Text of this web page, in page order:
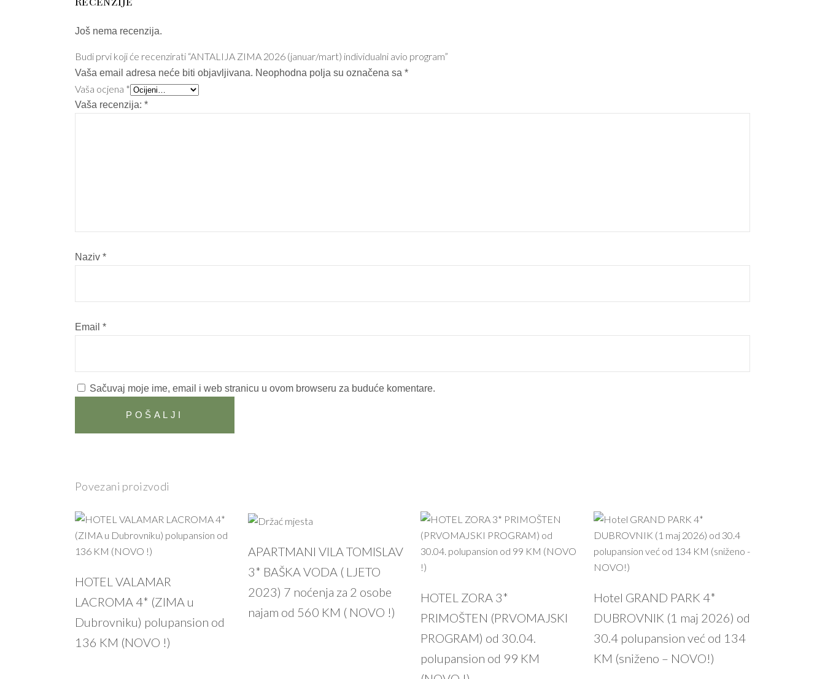
Još nema recenzija.
Budi prvi koji će recenzirati “ANTALIJA ZIMA 2026 (januar/mart) individualni avio program”
Vaša email adresa neće biti objavljivana. Neophodna polja su označena sa *
Vaša ocjena *
Vaša recenzija: *
Naziv *
Email *
Sačuvaj moje ime, email i web stranicu u ovom browseru za buduće komentare.
Povezani proizvodi
HOTEL VALAMAR
LACROMA 4* (ZIMA u
Dubrovniku) polupansion od
136 KM (NOVO !)
APARTMANI VILA TOMISLAV
3* BAŠKA VODA ( LJETO
2023) 7 noćenja za 2 osobe
najam od 560 KM ( NOVO !)
HOTEL ZORA 3*
PRIMOŠTEN (PRVOMAJSKI
PROGRAM) od 30.04.
polupansion od 99 KM
Hotel GRAND PARK 4*
DUBROVNIK (1 maj 2026) od
30.4 polupansion već od 134
KM (sniženo – NOVO!)